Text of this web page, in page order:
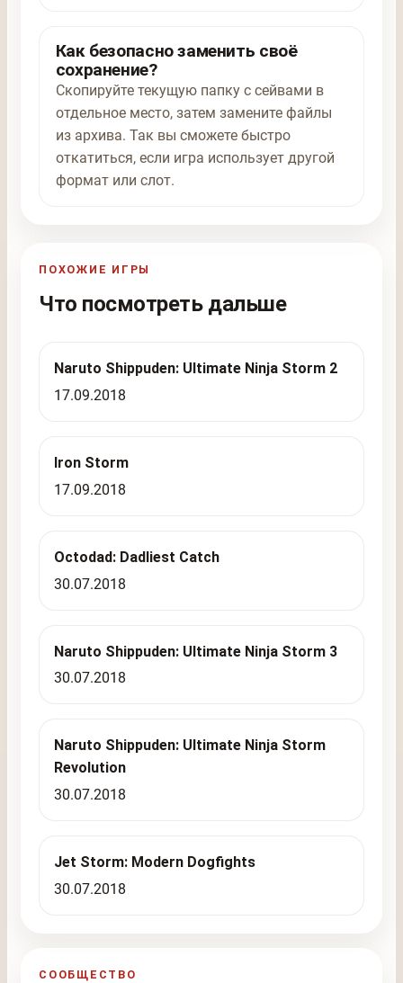
Как безопасно заменить своё
сохранение?
Скопируйте текущую папку с сейвами в
отдельное место, затем замените файлы
из архива. Так вы сможете быстро
откатиться, если игра использует другой
формат или слот.
ПОХОЖИЕ ИГРЫ
Что посмотреть дальше
Naruto Shippuden: Ultimate Ninja Storm 2
17.09.2018
Iron Storm
17.09.2018
Octodad: Dadliest Catch
30.07.2018
Naruto Shippuden: Ultimate Ninja Storm 3
30.07.2018
Naruto Shippuden: Ultimate Ninja Storm
Revolution
30.07.2018
Jet Storm: Modern Dogfights
30.07.2018
СООБЩЕСТВО